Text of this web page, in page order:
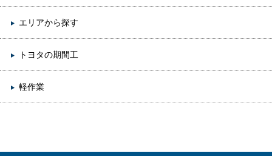
エリアから探す
トヨタの期間工
軽作業